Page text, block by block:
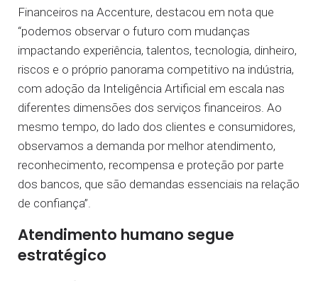
Financeiros na Accenture, destacou em nota que
“podemos observar o futuro com mudanças
impactando experiência, talentos, tecnologia, dinheiro,
riscos e o próprio panorama competitivo na indústria,
com adoção da Inteligência Artificial em escala nas
diferentes dimensões dos serviços financeiros. Ao
mesmo tempo, do lado dos clientes e consumidores,
observamos a demanda por melhor atendimento,
reconhecimento, recompensa e proteção por parte
dos bancos, que são demandas essenciais na relação
de confiança”.
Atendimento humano segue
estratégico